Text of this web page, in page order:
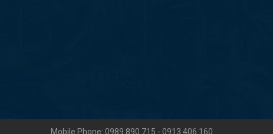
Mobile Phone: 0989 890 715 - 0913 406 160